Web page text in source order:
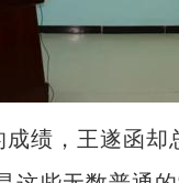
，王遂函却